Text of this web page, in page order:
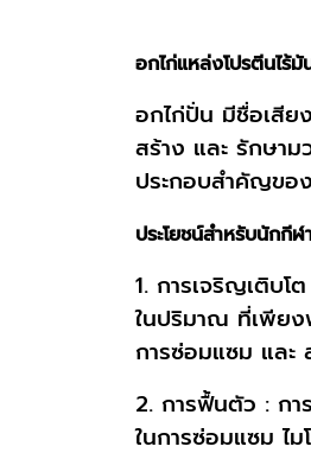
อกไก่แหล่งโปรตีนไร้มั
อกไก่ปั่น มีชื่อเสีย
สร้าง และ รักษาม
ประกอบสำคัญขอ
ประโยชน์สำหรับนักกีฬ
1. การเจริญเติบโ
ในปริมาณ ที่เพียง
การซ่อมแซม และ
2. การฟื้นตัว : กา
ในการซ่อมแซม ไ